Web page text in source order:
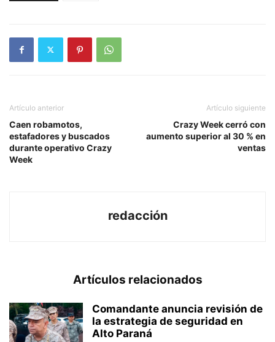
Artículo anterior
Caen robamotos,
estafadores y buscados
durante operativo Crazy
Week
Artículo siguiente
Crazy Week cerró con
aumento superior al 30 % en
ventas
redacción
Artículos relacionados
Comandante anuncia revisión de
la estrategia de seguridad en
Alto Paraná